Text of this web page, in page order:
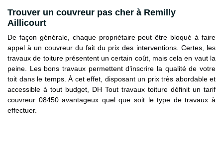
Trouver un couvreur pas cher à Remilly
Aillicourt
De façon générale, chaque propriétaire peut être bloqué à faire
appel à un couvreur du fait du prix des interventions. Certes, les
travaux de toiture présentent un certain coût, mais cela en vaut la
peine. Les bons travaux permettent d’inscrire la qualité de votre
toit dans le temps. À cet effet, disposant un prix très abordable et
accessible à tout budget, DH Tout travaux toiture définit un tarif
couvreur 08450 avantageux quel que soit le type de travaux à
effectuer.